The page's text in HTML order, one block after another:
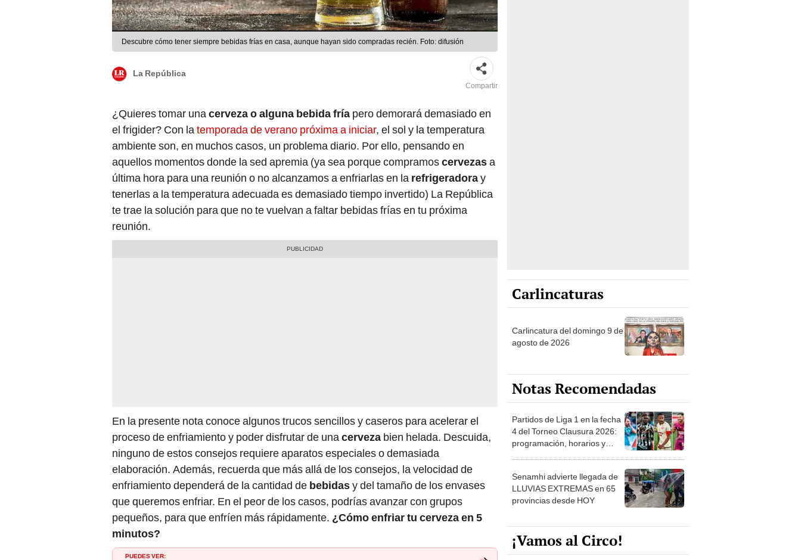
Descubre cómo tener siempre bebidas frías en casa, aunque hayan sido compradas recién. Foto: difusión
La República
Compartir
¿Quieres tomar unacerveza o alguna bebida fría pero demorará demasiado en
el frigider? Con latemporada de verano próxima a iniciar, el sol y la temperatura
ambiente son, en muchos casos, un problema diario. Por ello, pensando en
aquellos momentos donde la sed apremia (ya sea porque compramoscervezasa
última hora para una reunión o no alcanzamos a enfriarlas en la refrigeradoray
tenerlas a la temperatura adecuada es demasiado tiempo invertido) La República
te trae la solución para que no te vuelvan a faltar bebidas frías en tu próxima
reunión.
En la presente nota conoce algunos trucos sencillos y caseros para acelerar el
proceso de enfriamiento y poder disfrutar de unacerveza bien helada. Descuida,
ninguno de estos consejos requiere aparatos especiales o demasiada
elaboración. Además, recuerda que más allá de los consejos, la velocidad de
enfriamiento dependerá de la cantidad de bebidasy del tamaño de los envases
que queremos enfriar. En el peor de los casos, podrías avanzar con grupos
pequeños, para que enfríen más rápidamente. ¿Cómo enfriar tu cerveza en 5
minutos?
PUEDES VER:
Carlincaturas
Carlincatura del domingo 9 de
agosto de 2026
Notas Recomendadas
Partidos de Liga 1 en la fecha
4 del Torneo Clausura 2026:
programación, horarios y
Senamhi advierte llegada de
LLUVIAS EXTREMAS en 65
provincias desde HOY
¡Vamos al Circo!